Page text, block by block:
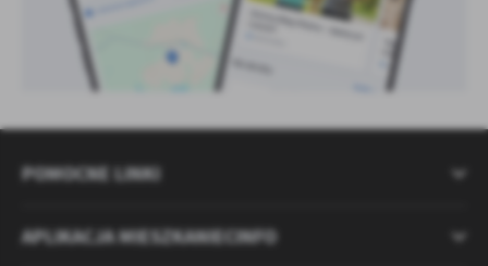
POMOCNE LINKI
APLIKACJA MIESZKANIECINFO